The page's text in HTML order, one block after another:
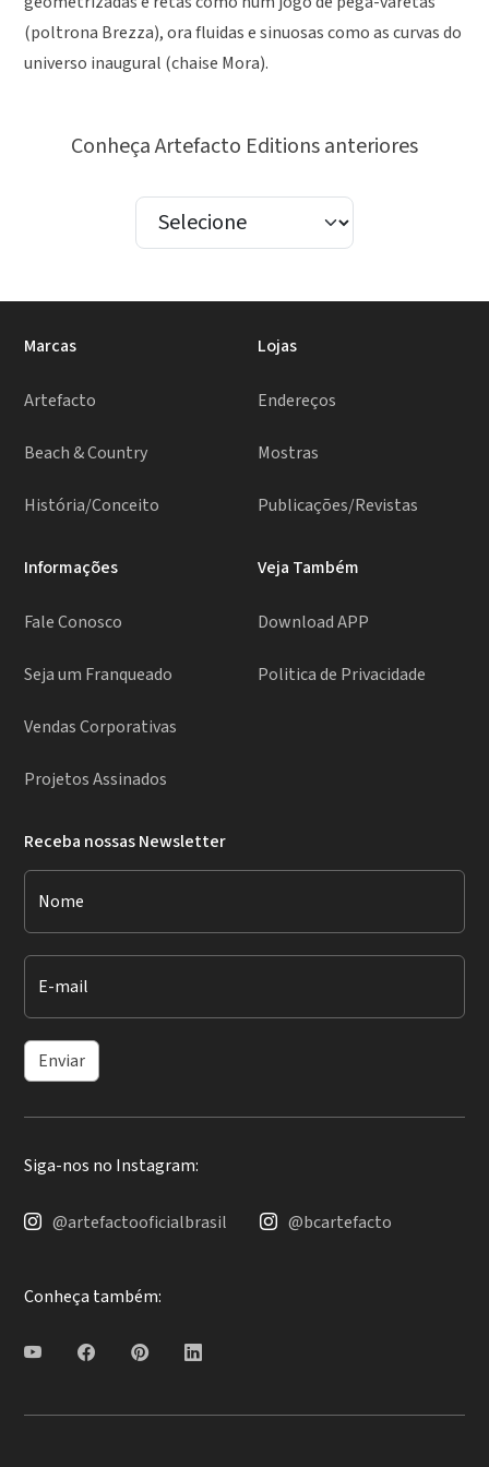
(poltrona Brezza), ora fluidas e sinuosas como as curvas do
universo inaugural (chaise Mora).
Conheça Artefacto Editions anteriores
Marcas
Artefacto
Beach & Country
História/Conceito
Lojas
Endereços
Mostras
Publicações/Revistas
Informações
Fale Conosco
Seja um Franqueado
Vendas Corporativas
Projetos Assinados
Veja Também
Download APP
Politica de Privacidade
Receba nossas Newsletter
Nome
E-mail
Enviar
Siga-nos no Instagram:
@artefactooficialbrasil @bcartefacto
Conheça também: